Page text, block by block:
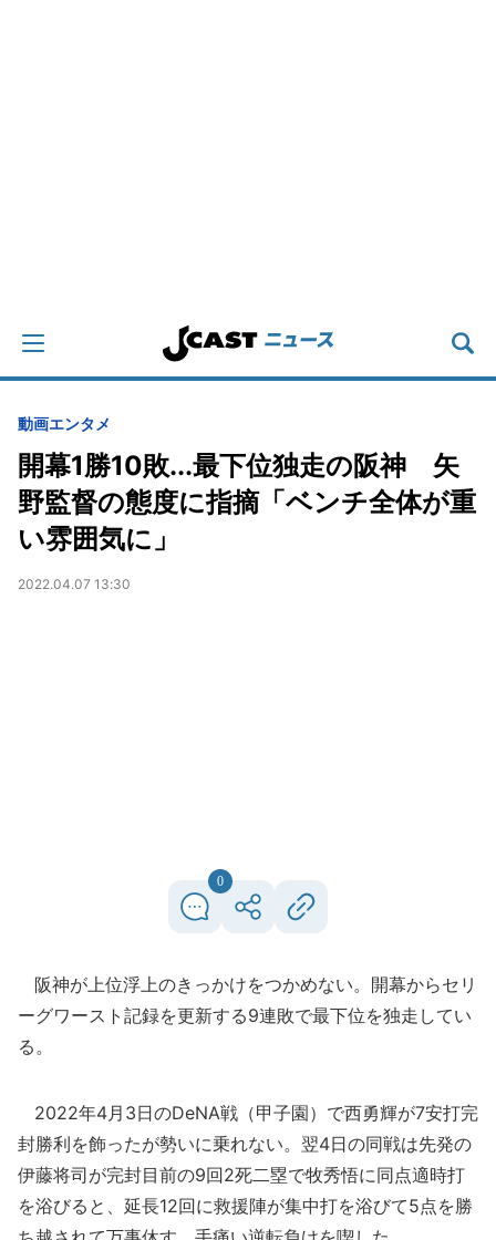
動画エンタメ
開幕1勝10敗...最下位独走の阪神 矢
野監督の態度に指摘「ベンチ全体が重
い雰囲気に」
2022.04.07 13:30
0
阪神が上位浮上のきっかけをつかめない。開幕からセリ
ーグワースト記録を更新する9連敗で最下位を独走してい
る。
2022年4月3日のDeNA戦（甲子園）で西勇輝が7安打完
封勝利を飾ったが勢いに乗れない。翌4日の同戦は先発の
伊藤将司が完封目前の9回2死二塁で牧秀悟に同点適時打
を浴びると、延長12回に救援陣が集中打を浴びて5点を勝